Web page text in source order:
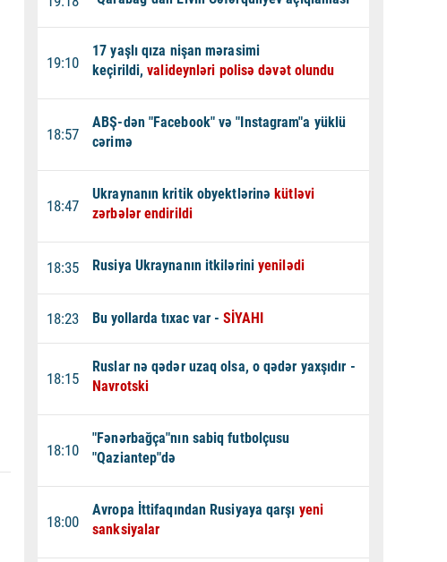
19:10
17 yaşlı qıza nişan mərasimi
keçirildi,valideynləri polisə dəvət olundu
18:57
ABŞ-dən "Facebook" və "Instagram"a yüklü
cərimə
18:47
Ukraynanın kritik obyektlərinəkütləvi
zərbələr endirildi
18:35 Rusiya Ukraynanın itkiləriniyenilədi
18:23 Bu yollarda tıxac var -SİYAHI
18:15
Ruslar nə qədər uzaq olsa, o qədər yaxşıdır -
Navrotski
18:10
"Fənərbağça"nın sabiq futbolçusu
"Qaziantep"də
18:00
Avropa İttifaqından Rusiyaya qarşı yeni
sanksiyalar